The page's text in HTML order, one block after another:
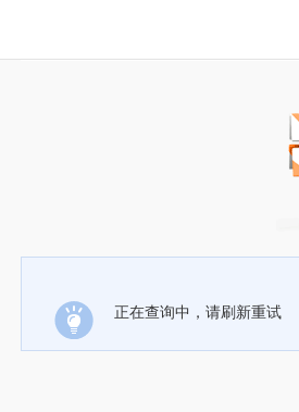
正在查询中，请刷新重试